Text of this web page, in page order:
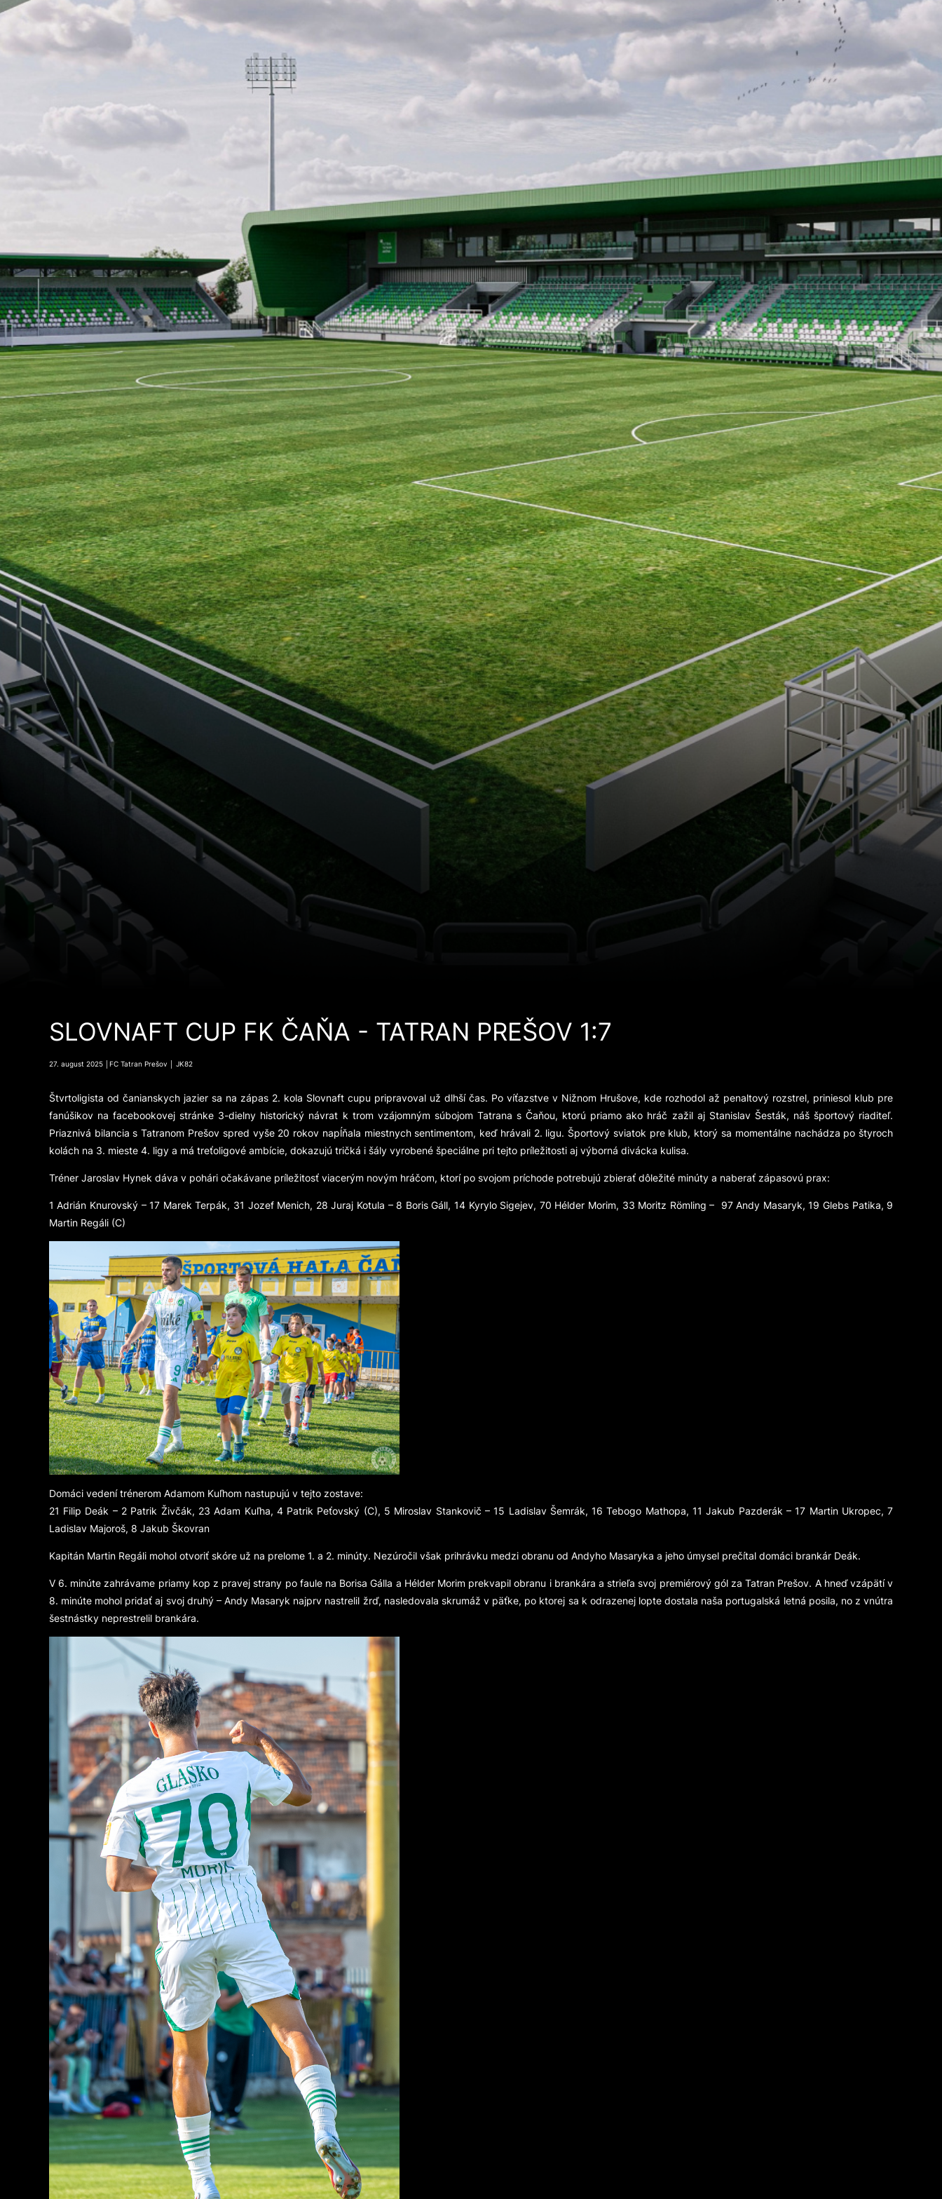
SLOVNAFT CUP FK ČAŇA - TATRAN PREŠOV 1:7
27. august 2025 │FC Tatran Prešov │ JK82
Štvrtoligista od čanianskych jazier sa na zápas 2. kola Slovnaft cupu pripravoval už dlhší čas. Po víťazstve v Nižnom Hrušove, kde rozhodol až penaltový rozstrel, priniesol klub pre
fanúšikov na facebookovej stránke 3-dielny historický návrat k trom vzájomným súbojom Tatrana s Čaňou, ktorú priamo ako hráč zažil aj Stanislav Šesták, náš športový riaditeľ.
Priaznivá bilancia s Tatranom Prešov spred vyše 20 rokov napĺňala miestnych sentimentom, keď hrávali 2. ligu. Športový sviatok pre klub, ktorý sa momentálne nachádza po štyroch
kolách na 3. mieste 4. ligy a má treťoligové ambície, dokazujú tričká i šály vyrobené špeciálne pri tejto príležitosti aj výborná divácka kulisa.
Tréner Jaroslav Hynek dáva v pohári očakávane príležitosť viacerým novým hráčom, ktorí po svojom príchode potrebujú zbierať dôležité minúty a naberať zápasovú prax:
1 Adrián Knurovský – 17 Marek Terpák, 31 Jozef Menich, 28 Juraj Kotula – 8 Boris Gáll, 14 Kyrylo Sigejev, 70 Hélder Morim, 33 Moritz Rӧmling – 97 Andy Masaryk, 19 Glebs Patika, 9
Martin Regáli (C)
Domáci vedení trénerom Adamom Kuľhom nastupujú v tejto zostave:
21 Filip Deák – 2 Patrik Živčák, 23 Adam Kuľha, 4 Patrik Peťovský (C), 5 Miroslav Stankovič – 15 Ladislav Šemrák, 16 Tebogo Mathopa, 11 Jakub Pazderák – 17 Martin Ukropec, 7
Ladislav Majoroš, 8 Jakub Škovran
Kapitán Martin Regáli mohol otvoriť skóre už na prelome 1. a 2. minúty. Nezúročil však prihrávku medzi obranu od Andyho Masaryka a jeho úmysel prečítal domáci brankár Deák.
V 6. minúte zahrávame priamy kop z pravej strany po faule na Borisa Gálla a Hélder Morim prekvapil obranu i brankára a strieľa svoj premiérový gól za Tatran Prešov. A hneď vzápätí v
8. minúte mohol pridať aj svoj druhý – Andy Masaryk najprv nastrelil žrď, nasledovala skrumáž v päťke, po ktorej sa k odrazenej lopte dostala naša portugalská letná posila, no z vnútra
šestnástky neprestrelil brankára.